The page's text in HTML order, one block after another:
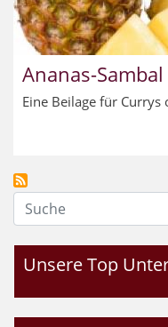
Ananas-Sambal
Eine Beilage für
Suche
Unsere Top